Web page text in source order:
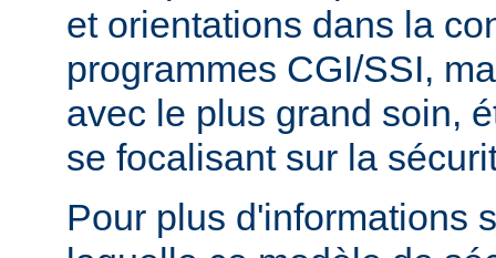
et orientations dans la
programmes CGI/SSI,
avec le plus grand soin,
se focalisant sur la
Pour plus d'informations